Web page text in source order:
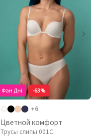
Фан Дні -63%
+6
Цветной комфорт
Трусы слипы 001C